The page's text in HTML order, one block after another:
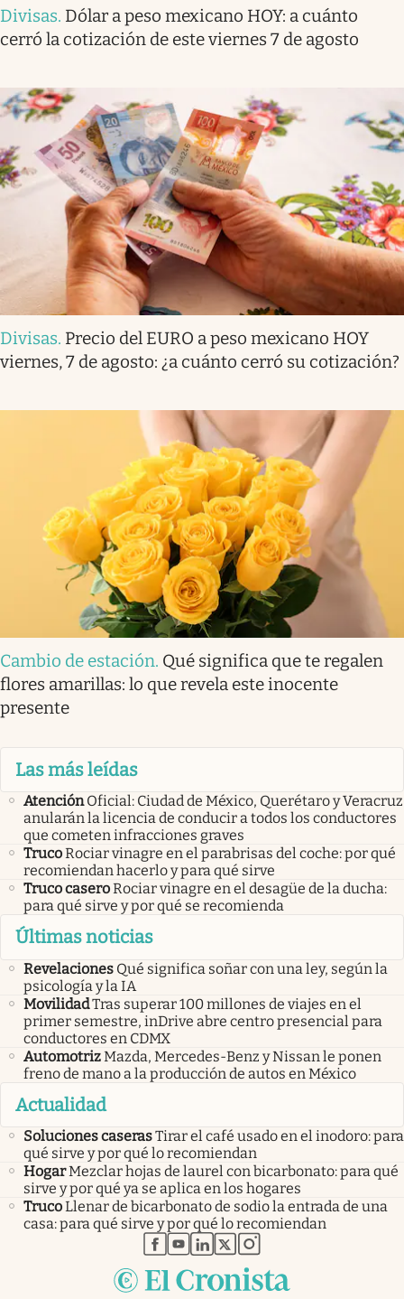
Divisas. Dólar a peso mexicano HOY: a cuánto
cerró la cotización de este viernes 7 de agosto
Divisas. Precio del EURO a peso mexicano HOY
viernes, 7 de agosto: ¿a cuánto cerró su cotización?
Cambio de estación. Qué significa que te regalen
flores amarillas: lo que revela este inocente
presente
Las más leídas
Atención Oficial: Ciudad de México, Querétaro y Veracruz
anularán la licencia de conducir a todos los conductores
que cometen infracciones graves
TrucoRociar vinagre en el parabrisas del coche: por qué
recomiendan hacerlo y para qué sirve
Truco caseroRociar vinagre en el desagüe de la ducha:
para qué sirve y por qué se recomienda
Últimas noticias
Revelaciones Qué significa soñar con una ley, según la
psicología y la IA
MovilidadTras superar 100 millones de viajes en el
primer semestre, inDrive abre centro presencial para
conductores en CDMX
AutomotrizMazda, Mercedes-Benz y Nissan le ponen
freno de mano a la producción de autos en México
Actualidad
Soluciones caserasTirar el café usado en el inodoro: para
qué sirve y por qué lo recomiendan
HogarMezclar hojas de laurel con bicarbonato: para qué
sirve y por qué ya se aplica en los hogares
TrucoLlenar de bicarbonato de sodio la entrada de una
casa: para qué sirve y por qué lo recomiendan
abre en nueva pestaña
abre en nueva pestaña
abre en nueva pestaña
abre en nueva pestaña
abre en nueva pestaña